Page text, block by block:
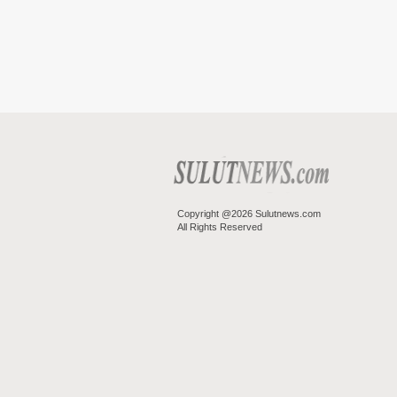
Copyright @2026 Sulutnews.com
All Rights Reserved